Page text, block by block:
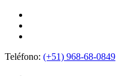
Teléfono: (+51) 968-68-0849